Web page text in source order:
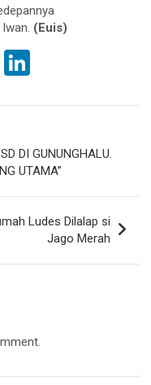
(Euis)
ke
dI
n
DI GUNUNGHALU.
UTAMA”
Ludes Dilalap si
Jago Merah